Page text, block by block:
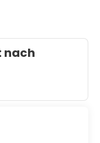
nach